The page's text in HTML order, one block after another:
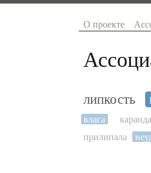
О проекте
липкость
влага
прилипала